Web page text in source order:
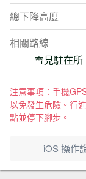
總下降高度
相關路線
雪見駐在所
注意事項：手機
以免發生危險。行
點並停下腳步。
iOS 操作